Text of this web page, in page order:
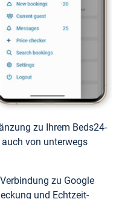
zu Ihrem Beds24-
von unterwegs
zu Google
und Echtzeit-